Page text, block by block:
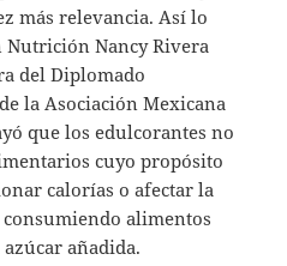
más relevancia. Así lo
Nutrición Nancy Rivera
del Diplomado
la Asociación Mexicana
que los edulcorantes no
cuyo propósito
calorías o afectar la
alimentos
añadida.